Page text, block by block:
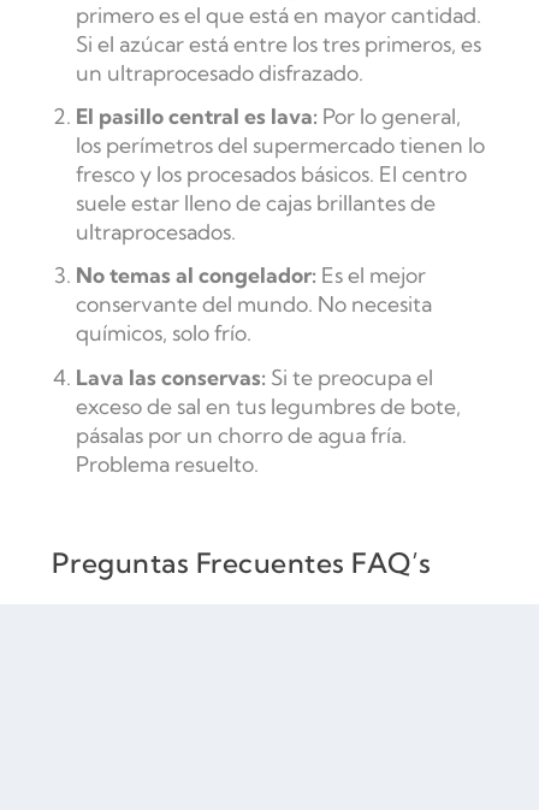
primero es el que está en mayor cantidad.
Si el azúcar está entre los tres primeros, es
un ultraprocesado disfrazado.
El pasillo central es lava: Por lo general,
los perímetros del supermercado tienen lo
fresco y los procesados básicos. El centro
suele estar lleno de cajas brillantes de
ultraprocesados.
No temas al congelador: Es el mejor
conservante del mundo. No necesita
químicos, solo frío.
Lava las conservas: Si te preocupa el
exceso de sal en tus legumbres de bote,
pásalas por un chorro de agua fría.
Problema resuelto.
Preguntas Frecuentes FAQ’s